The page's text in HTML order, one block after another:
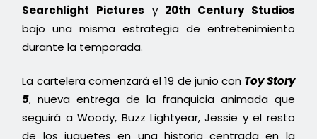
Searchlight Pictures y 20th Century Studios
bajo una misma estrategia de entretenimiento
durante la temporada.
La cartelera comenzará el 19 de junio con Toy Story
5, nueva entrega de la franquicia animada que
seguirá a Woody, Buzz Lightyear, Jessie y el resto